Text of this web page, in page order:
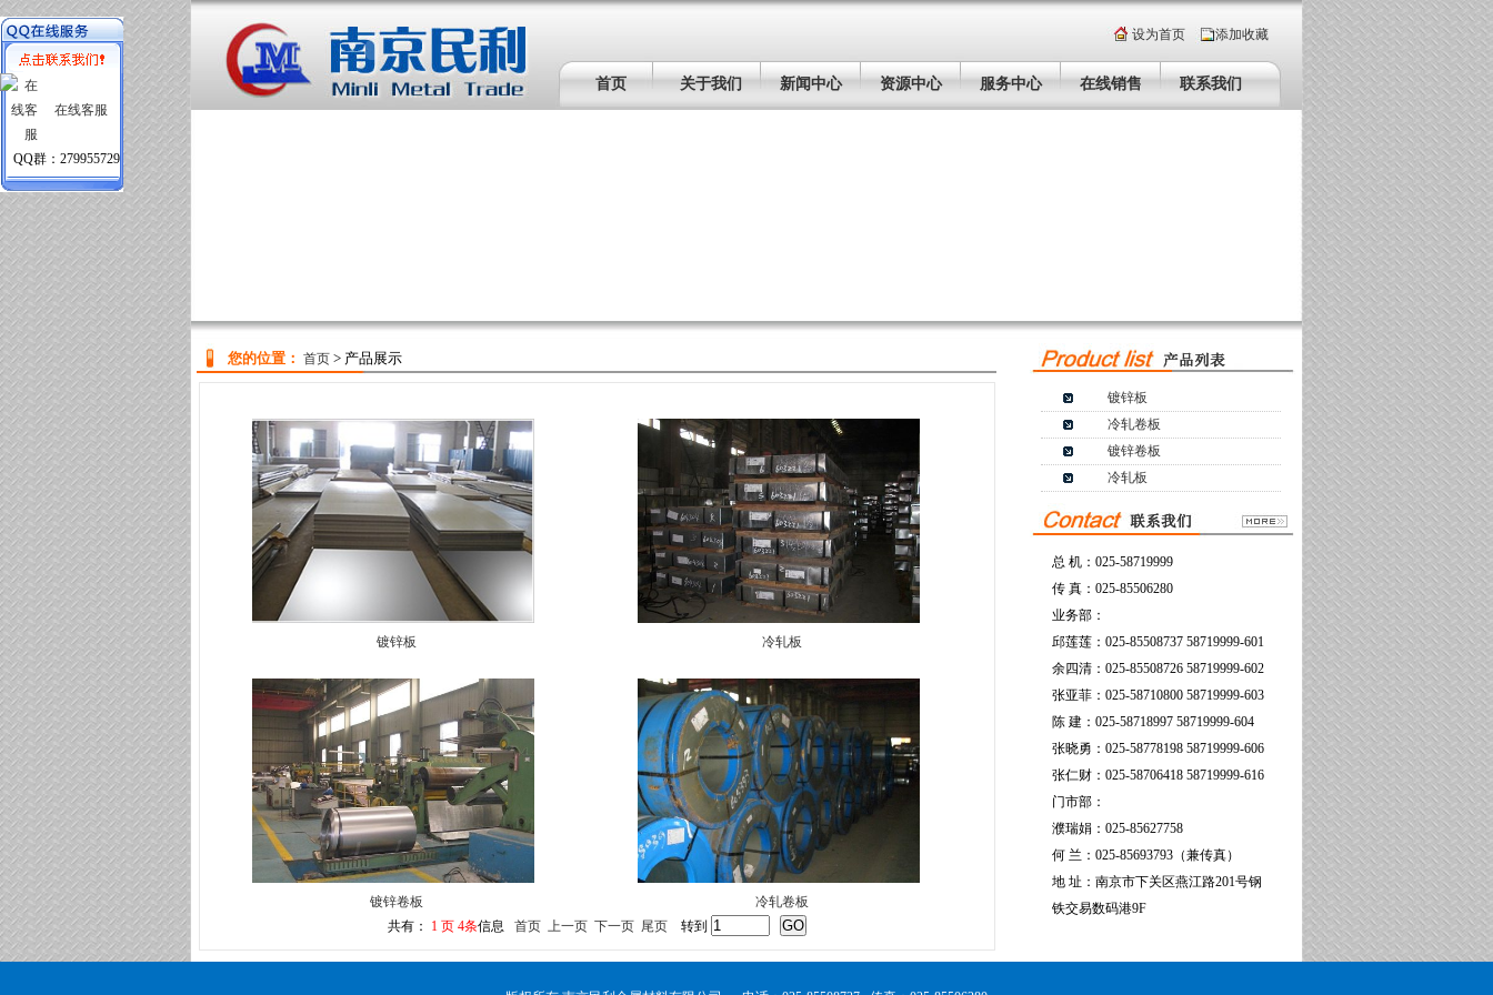
设为首页 添加收藏
首页 关于我们 新闻中心 资源中心 服务中心 在线销售 联系我们
您的位置： 首页 > 产品展示
镀锌板 冷轧板
镀锌卷板
冷轧卷板
共有：
1 页 4条信息 首页 上一页 下一页 尾页 转到
镀锌板
冷轧卷板
镀锌卷板
冷轧板
总 机：025-58719999
传 真：025-85506280
业务部：
邱莲莲：025-85508737 58719999-601
余四清：025-85508726 58719999-602
张亚菲：025-58710800 58719999-603
陈 建：025-58718997 58719999-604
张晓勇：025-58778198 58719999-606
张仁财：025-58706418 58719999-616
门市部：
濮瑞娟：025-85627758
何 兰：025-85693793（兼传真）
地 址：南京市下关区燕江路201号钢
铁交易数码港9F
在线客服
QQ群：279955729